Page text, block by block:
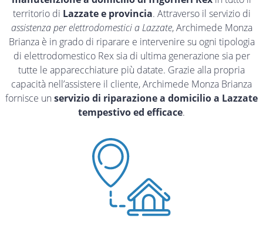
territorio di Lazzate e provincia. Attraverso il servizio di
assistenza per elettrodomestici a Lazzate, Archimede Monza
Brianza è in grado di riparare e intervenire su ogni tipologia
di elettrodomestico Rex sia di ultima generazione sia per
tutte le apparecchiature più datate. Grazie alla propria
capacità nell’assistere il cliente, Archimede Monza Brianza
fornisce un servizio di riparazione a domicilio a Lazzate
tempestivo ed efficace.